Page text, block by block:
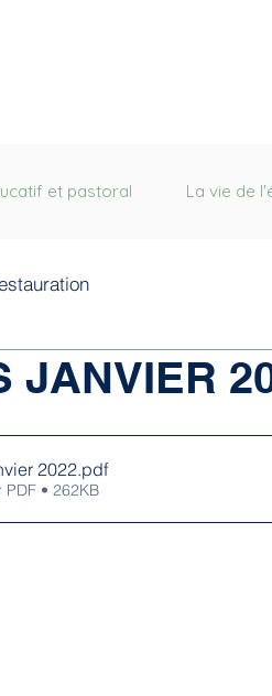
et pastoral La vie de
JANVIER
2022.pdf
• 262KB